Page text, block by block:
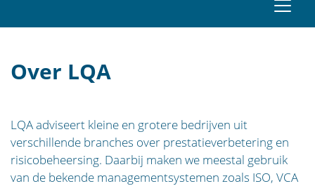
Over LQA
LQA adviseert kleine en grotere bedrijven uit
verschillende branches over prestatieverbetering en
risicobeheersing. Daarbij maken we meestal gebruik
van de bekende managementsystemen zoals ISO, VCA